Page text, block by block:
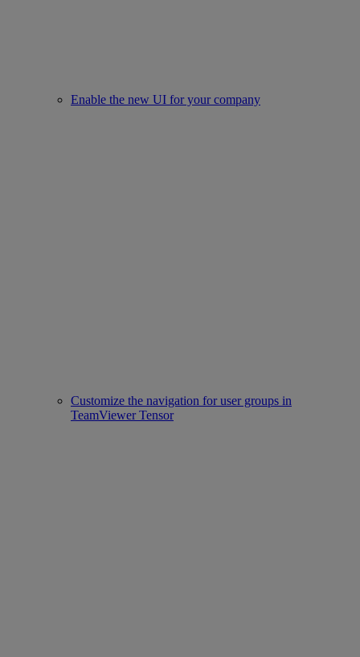
Enable the new UI for your company
Customize the navigation for user groups in
TeamViewer Tensor